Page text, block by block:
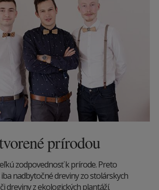
prírodou
zodpovednosť k prírode. Preto
nadbytočné dreviny zo stolárskych
dreviny z ekologických plantáží.